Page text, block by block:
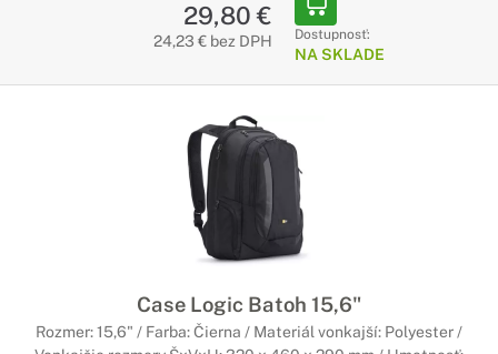
29,80 €
24,23 € bez DPH Dostupnosť:
NA SKLADE
Case Logic Batoh 15,6"
Rozmer: 15,6" / Farba: Čierna / Materiál vonkajší: Polyester /